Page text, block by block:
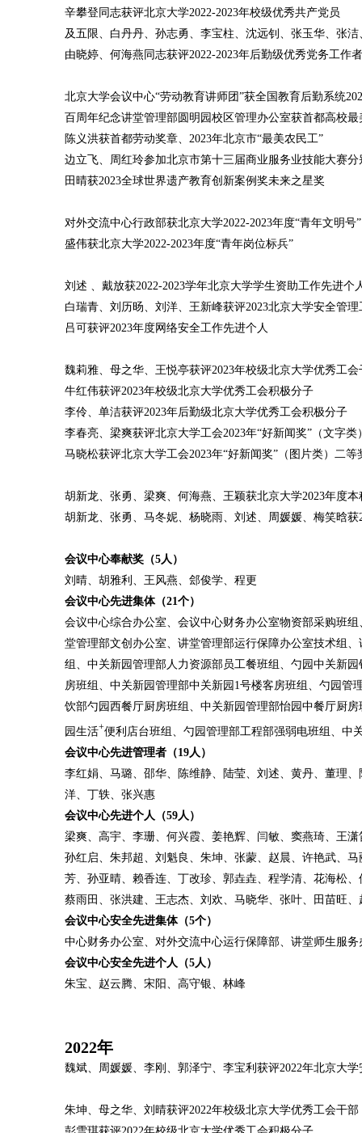
辛攀登同志获评北京大学2022-2023年校级优秀共产党员
及五限、白丹丹、孙志勇、李宝柱、沈远钊、张玉华、张
由晓婷、何海燕同志获评2022-2023年后勤级优秀党务工作者
北京大学会议中心“劳动教育讲师团”获全国教育后勤系统
百周年纪念讲堂管理部圆明园校区管理办公室获首都高校最
陈义洪获首都劳动奖章、2023年北京市“最美农民工”
边立飞、周红玲参加北京市第十三届商业服务业技能大赛
田晴获2023全球世界遗产教育创新案例奖未来之星奖
对外交流中心行政部获北京大学2022-2023年度“青年文明号”
盛伟获北京大学2022-2023年度“青年岗位标兵”
刘述 、戴放获2022-2023学年北京大学学生资助工作先进个
白瑞青、刘历旸、刘洋、王新峰获评2023北京大学安全管
吕可获评2023年度网络安全工作先进个人
魏莉雅、母之华、王悦亭获评2023年校级北京大学优秀工会
牛红伟获评2023年校级北京大学优秀工会积极分子
李伶、单洁获评2023年后勤级北京大学优秀工会积极分子
李春亮、梁爽获评北京大学工会2023年“好新闻奖”（文字类
马晓松获评北京大学工会2023年“好新闻奖”（图片类）二等
胡新龙、张勇、梁爽、何海燕、王颖获北京大学2023年度
胡新龙、张勇、马冬妮、杨晓雨、刘述、周媛媛、梅笑晗
会议中心奉献奖（5人）
刘晴、胡雅利、王风燕、郐俊学、程更
会议中心先进集体（21个）
会议中心综合办公室、会议中心财务办公室物资部采购班
堂管理部文创办公室、讲堂管理部运行保障办公室技术组
组、中关新园管理部人力资源部员工餐班组、勺园中关新
房班组、中关新园管理部中关新园1号楼客房班组、勺园
饮部勺园西餐厅厨房班组、中关新园管理部怡园中餐厅厨
园生活+便利店台班组、勺园管理部工程部强弱电班组、中
会议中心先进管理者（19人）
李红娟、马璐、邵华、陈维静、陆莹、刘述、黄丹、董理
洋、丁轶、张兴惠
会议中心先进个人（59人）
梁爽、高宇、李珊、何兴霞、姜艳辉、闫敏、窦燕琦、王
孙红启、朱邦超、刘魁良、朱坤、张蒙、赵晨、许艳武、
芳、孙亚晴、赖香连、丁改珍、郭垚垚、程学清、花海松
蔡雨田、张洪建、王志杰、刘欢、马晓华、张叶、田苗旺
会议中心安全先进集体（5个）
中心财务办公室、对外交流中心运行保障部、讲堂师生服
会议中心安全先进个人（5人）
朱宝、赵云腾、宋阳、高守银、林峰
2022年
魏斌、周媛媛、李刚、郭泽宁、李宝利获评2022年北京大
朱坤、母之华、刘晴获评2022年校级北京大学优秀工会干部